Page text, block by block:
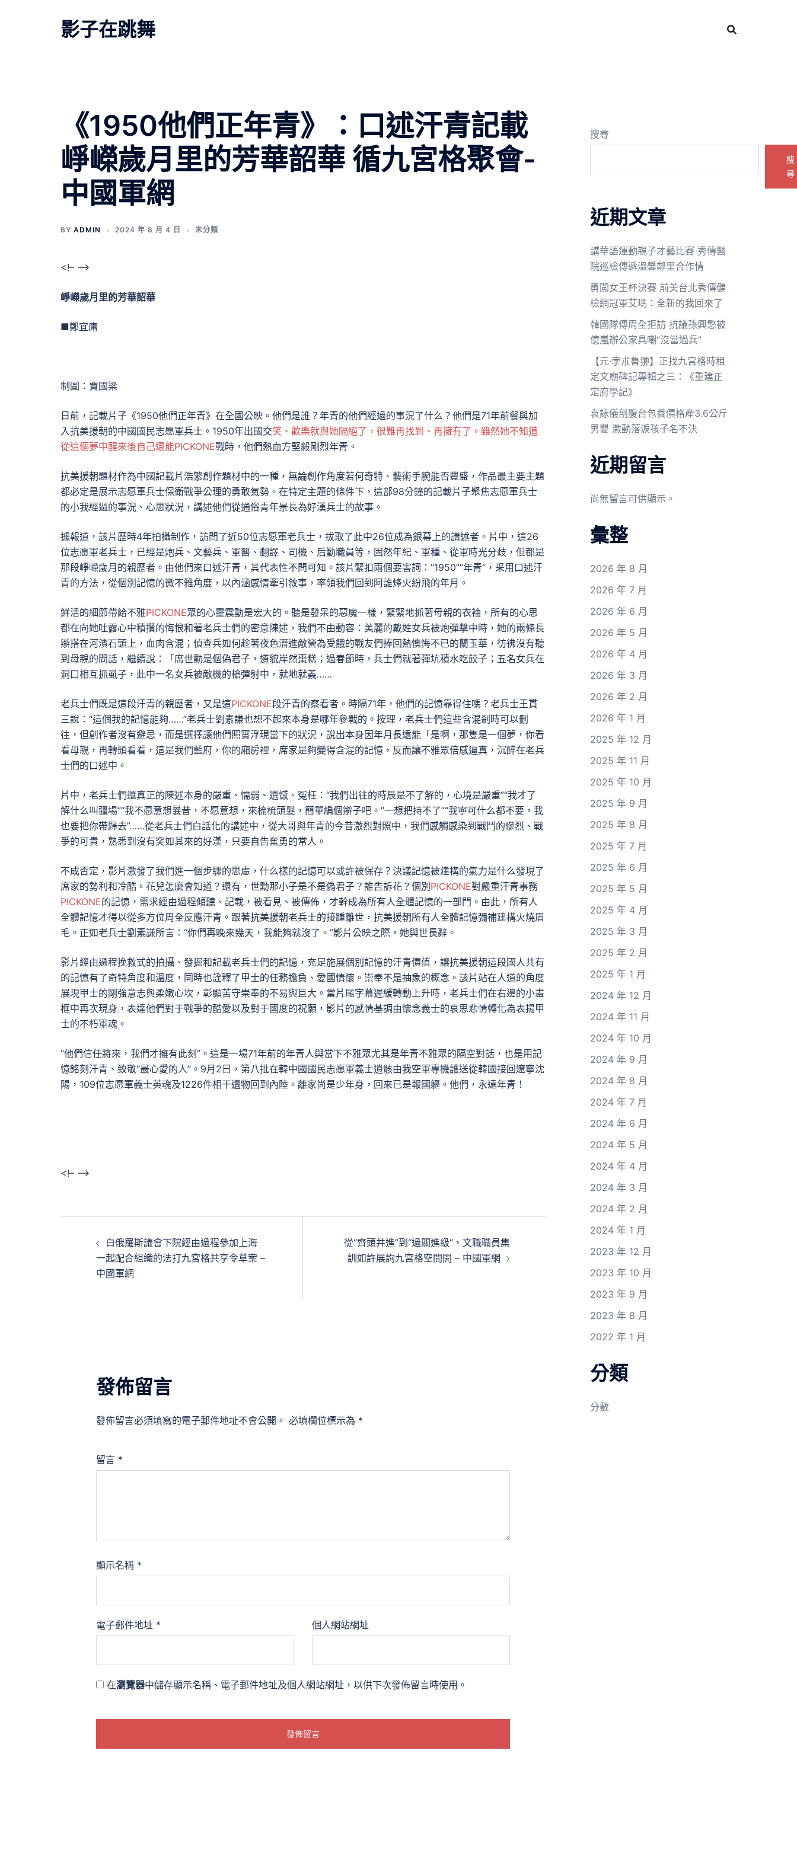
影子在跳舞
《1950他們正年青》：口述汗青記載
崢嶸歲月里的芳華韶華 循九宮格聚會-
中國軍網
BY ADMIN 2024 年 8 月 4 日 未分類
<!– –>
崢嶸歲月里的芳華韶華
■鄭宜庸
制圖：賈國梁
日前，記載片子《1950他們正年青》在全國公映。他們是誰？年青的他們經過的事況了什么？他們是71年前餐與加
入抗美援朝的中國國民志愿軍兵士。1950年出國交笑、歡樂就與她隔絕了，很難再找到、再擁有了。雖然她不知道
從這個夢中醒來後自己還能PICKONE戰時，他們熱血方堅毅剛烈年青。
抗美援朝題材作為中國記載片浩繁創作題材中的一種，無論創作角度若何奇特、藝術手腕能否豐盛，作品最主要主題
都必定是展示志愿軍兵士保衛戰爭公理的勇敢氣勢。在特定主題的條件下，這部98分鐘的記載片子聚焦志愿軍兵士
的小我經過的事況、心思狀況，講述他們從通俗青年景長為好漢兵士的故事。
據報道，該片歷時4年拍攝制作，訪問了近50位志愿軍老兵士，拔取了此中26位成為銀幕上的講述者。片中，這26
位志愿軍老兵士，已經是炮兵、文藝兵、軍醫、翻譯、司機、后勤職員等，固然年紀、軍種、從軍時光分歧，但都是
那段崢嶸歲月的親歷者。由他們來口述汗青，其代表性不問可知。該片緊扣兩個要害詞：“1950”“年青”，采用口述汗
青的方法，從個別記憶的微不雅角度，以內涵感情牽引敘事，率領我們回到阿誰烽火紛飛的年月。
鮮活的細節帶給不雅PICKONE眾的心靈震動是宏大的。聽是發呆的惡魔一樣，緊緊地抓著母親的衣袖，所有的心思
都在向她吐露心中積攢的悔恨和著老兵士們的密意陳述，我們不由動容：美麗的戴姓女兵被炮彈擊中時，她的兩條長
辮搭在河濱石頭上，血肉含混；偵查兵如何趁著夜色潛進敵營為受餓的戰友們捧回熱懊悔不已的蘭玉華，彷彿沒有聽
到母親的問話，繼續說：「席世勳是個偽君子，道貌岸然棗糕；過春節時，兵士們就著彈坑積水吃餃子；五名女兵在
洞口相互抓虱子，此中一名女兵被敵機的槍彈射中，就地就義……
老兵士們既是這段汗青的親歷者，又是這PICKONE段汗青的察看者。時隔71年，他們的記憶靠得住嗎？老兵士王貫
三說：“這個我的記憶能夠……”老兵士劉素謙也想不起來本身是哪年參戰的。按理，老兵士們這些含混剎時可以刪
往，但創作者沒有避忌，而是選擇讓他們照實浮現當下的狀況，說出本身因年月長遠能「是啊，那隻是一個夢，你看
看母親，再轉頭看看，這是我們藍府，你的廂房裡，席家是夠變得含混的記憶，反而讓不雅眾倍感逼真，沉醉在老兵
士們的口述中。
片中，老兵士們還真正的陳述本身的嚴重、懦弱、遺憾、冤枉：“我們出往的時辰是不了解的，心境是嚴重”“我才了
解什么叫疆場”“我不愿意想曩昔，不愿意想，來梳梳頭髮，簡單編個辮子吧。”一想把持不了”“我寧可什么都不要，我
也要把你帶歸去”……從老兵士們白話化的講述中，從大哥與年青的今昔激烈對照中，我們感觸感染到戰鬥的慘烈、戰
爭的可貴，熟悉到沒有突如其來的好漢，只要自告奮勇的常人。
不成否定，影片激發了我們進一個步驟的思慮，什么樣的記憶可以或許被保存？決議記憶被建構的氣力是什么發現了
席家的勢利和冷酷。花兒怎麼會知道？還有，世勳那小子是不是偽君子？誰告訴花？個別 PICKONE對嚴重汗青事務
PICKONE的記憶，需求經由過程傾聽、記載，被看見、被傳佈，才幹成為所有人全體記憶的一部門。由此，所有人
全體記憶才得以從多方位周全反應汗青。跟著抗美援朝老兵士的接踵離世，抗美援朝所有人全體記憶彌補建構火燒眉
毛。正如老兵士劉素謙所言：“你們再晚來幾天，我能夠就沒了。”影片公映之際，她與世長辭。
影片經由過程挽救式的拍攝、發掘和記載老兵士們的記憶，充足施展個別記憶的汗青價值，讓抗美援朝這段國人共有
的記憶有了奇特角度和溫度，同時也詮釋了甲士的任務擔負、愛國情懷。崇奉不是抽象的概念。該片站在人道的角度
展現甲士的剛強意志與柔嫩心坎，彰顯苦守崇奉的不易與巨大。當片尾字幕遲緩轉動上升時，老兵士們在右邊的小畫
框中再次現身，表達他們對于戰爭的酷愛以及對于國度的祝願，影片的感情基調由懷念義士的哀思悲情轉化為表揚甲
士的不朽軍魂。
“他們信任將來，我們才擁有此刻”。這是一場71年前的年青人與當下不雅眾尤其是年青不雅眾的隔空對話，也是用記
憶銘刻汗青、致敬“最心愛的人”。9月2日，第八批在韓中國國民志愿軍義士遺骸由我空軍專機護送從韓國接回遼寧沈
陽，109位志愿軍義士英魂及1226件相干遺物回到內陸。離家尚是少年身，回來已是報國軀。他們，永遠年青！
<!– –>
白俄羅斯議會下院經由過程參加上海
一起配合組織的法打九宮格共享令草案 –
中國軍網
從“齊頭并進”到“過關進級”，文職職員集
訓如許展詢九宮格空間開 – 中國軍網
發佈留言
發佈留言必須填寫的電子郵件地址不會公開。 必填欄位標示為 *
留言 *
顯示名稱 *
電子郵件地址 * 個人網站網址
在瀏覽器中儲存顯示名稱、電子郵件地址及個人網站網址，以供下次發佈留言時使用。
搜尋
搜
尋
近期文章
講華語運動親子才藝比賽 秀傳醫
院巡檢傳遞溫馨鄰里合作情
勇闖女王杯決賽 前美台北秀傳健
檢網冠軍艾瑪：全新的我回來了
韓國隊傳周全拒訪 抗議孫興慜被
億嵐辦公家具嘲“沒當過兵”
【元·孛朮魯翀】正找九宮格時租
定文廟碑記專輯之三：《重建正
定府學記》
袁詠儀剖腹台包養價格產3.6公斤
男嬰 激動落淚孩子名不決
近期留言
尚無留言可供顯示。
彙整
2026 年 8 月
2026 年 7 月
2026 年 6 月
2026 年 5 月
2026 年 4 月
2026 年 3 月
2026 年 2 月
2026 年 1 月
2025 年 12 月
2025 年 11 月
2025 年 10 月
2025 年 9 月
2025 年 8 月
2025 年 7 月
2025 年 6 月
2025 年 5 月
2025 年 4 月
2025 年 3 月
2025 年 2 月
2025 年 1 月
2024 年 12 月
2024 年 11 月
2024 年 10 月
2024 年 9 月
2024 年 8 月
2024 年 7 月
2024 年 6 月
2024 年 5 月
2024 年 4 月
2024 年 3 月
2024 年 2 月
2024 年 1 月
2023 年 12 月
2023 年 10 月
2023 年 9 月
2023 年 8 月
2022 年 1 月
分類
分數